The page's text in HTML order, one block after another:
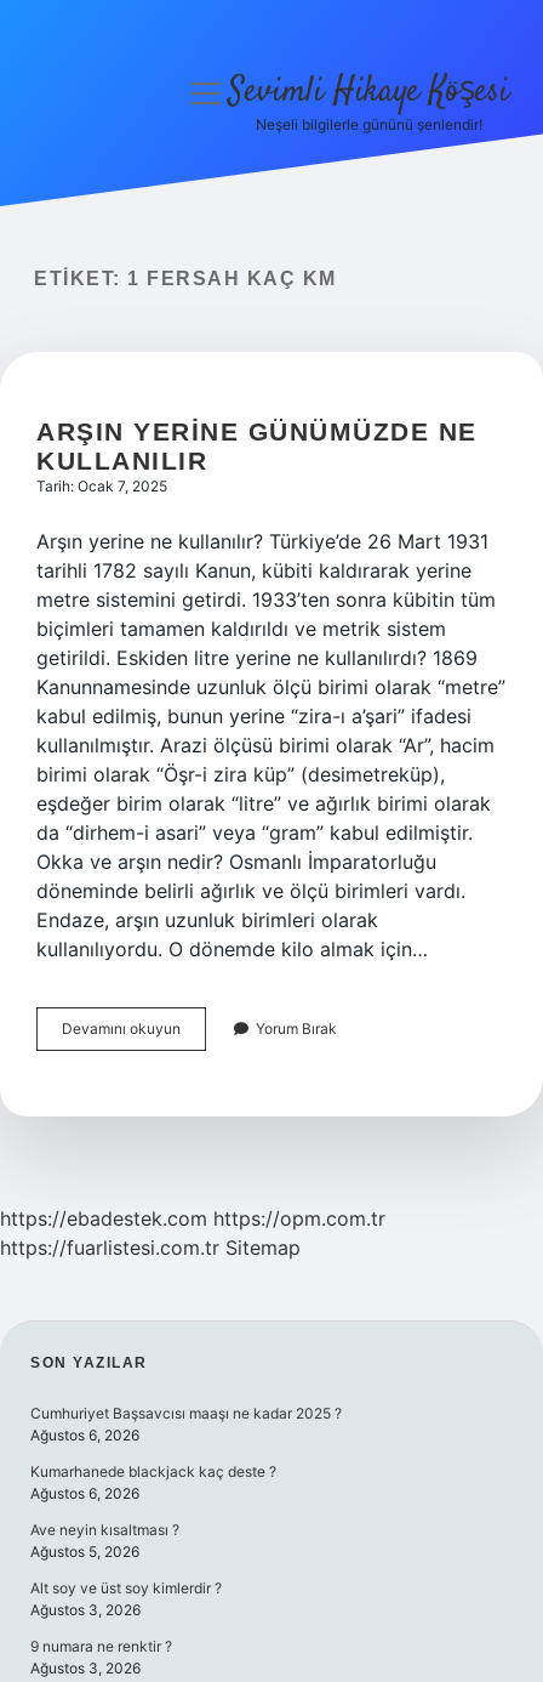
Yasal Uyarı
menüyüSevimli Hikaye Köşesi
Neşeli bilgilerle gününü şenlendir!
ETIKET: 1 FERSAH KAÇ KM
ARŞIN YERINE GÜNÜMÜZDE NE
KULLANILIR
Tarih: Ocak 7, 2025
Arşın yerine ne kullanılır? Türkiye’de 26 Mart 1931
tarihli 1782 sayılı Kanun, kübiti kaldırarak yerine
metre sistemini getirdi. 1933’ten sonra kübitin tüm
biçimleri tamamen kaldırıldı ve metrik sistem
getirildi. Eskiden litre yerine ne kullanılırdı? 1869
Kanunnamesinde uzunluk ölçü birimi olarak “metre”
kabul edilmiş, bunun yerine “zira-ı a’şari” ifadesi
kullanılmıştır. Arazi ölçüsü birimi olarak “Ar”, hacim
birimi olarak “Öşr-i zira küp” (desimetreküp),
eşdeğer birim olarak “litre” ve ağırlık birimi olarak
da “dirhem-i asari” veya “gram” kabul edilmiştir.
Okka ve arşın nedir? Osmanlı İmparatorluğu
döneminde belirli ağırlık ve ölçü birimleri vardı.
Endaze, arşın uzunluk birimleri olarak
kullanılıyordu. O dönemde kilo almak için…
Devamını okuyun
Yerine
Kullanılır
Yorum Bırak
https://ebadestek.com https://opm.com.tr
https://fuarlistesi.com.tr Sitemap
SIDEBAR
SON YAZILAR
Cumhuriyet Başsavcısı maaşı ne kadar 2025 ?
Ağustos 6, 2026
Kumarhanede blackjack kaç deste ?
Ağustos 6, 2026
Ave neyin kısaltması ?
Ağustos 5, 2026
Alt soy ve üst soy kimlerdir ?
Ağustos 3, 2026
9 numara ne renktir ?
Ağustos 3, 2026